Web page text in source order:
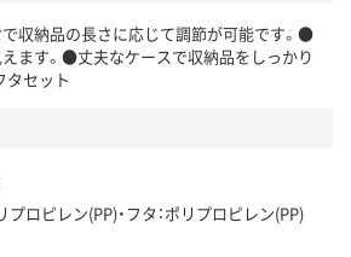
収納品の長さに応じて調節が可能です。●
ます。●丈夫なケースで収納品をしっかり
タセット
プロピレン(PP)・フタ：ポリプロピレン(PP)